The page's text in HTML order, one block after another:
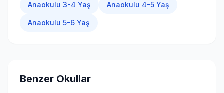
Anaokulu 3-4 Yaş Anaokulu 4-5 Yaş
Anaokulu 5-6 Yaş
Benzer Okullar